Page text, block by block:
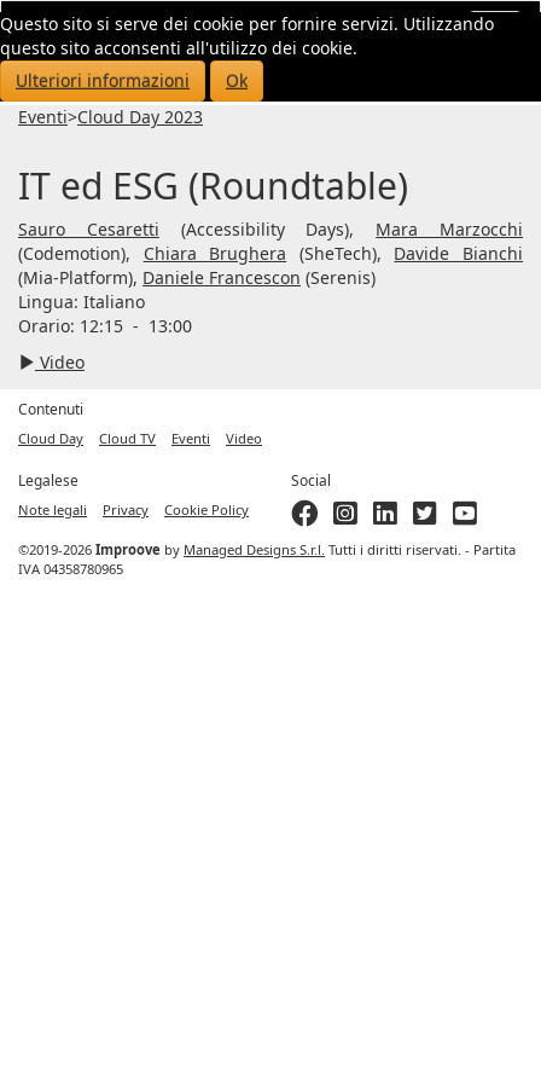
Questo sito si serve dei cookie per fornire servizi. Utilizzando
questo sito acconsenti all'utilizzo dei cookie.
Ulteriori informazioni
Ok
Eventi>Cloud Day 2023
IT ed ESG (Roundtable)
Sauro Cesaretti (Accessibility Days), Mara Marzocchi
(Codemotion), Chiara Brughera (SheTech), Davide Bianchi
(Mia-Platform), Daniele Francescon (Serenis)
Lingua: Italiano
Orario: 12:15 - 13:00
Video
Contenuti
Cloud Day Cloud TV Eventi Video
Legalese
Note legali Privacy Cookie Policy
Social
©2019-2026 Improove by Managed Designs S.r.l. Tutti i diritti riservati. - Partita
IVA 04358780965